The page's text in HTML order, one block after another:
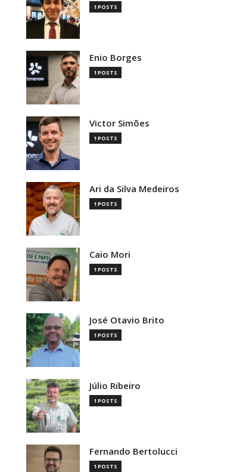
1 POSTS
Enio Borges
1 POSTS
Victor Simões
1 POSTS
Ari da Silva Medeiros
1 POSTS
Caio Mori
1 POSTS
José Otavio Brito
1 POSTS
Júlio Ribeiro
1 POSTS
Fernando Bertolucci
1 POSTS